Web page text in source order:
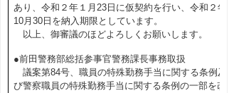
あり、令和２年１月23日に仮契約を行い、令和２年
10月30日を納入期限としています。
以上、御審議のほどよろしくお願いします。
●前田警務部総括参事官警務課長事務取扱
議案第84号、職員の特殊勤務手当に関する条例及
び警察職員の特殊勤務手当に関する条例の一部を改